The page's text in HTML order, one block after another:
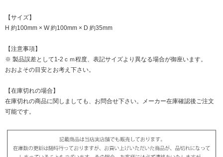
【サイズ】
H 約100mm × W 約100mm × D 約35mm
【注意事項】
※ 製品誤差として1-2ｃｍ程度、表記サイズより異なる場合が御座います。
おおよその目安とお考え下さい。
【在庫切れの場合】
在庫切れの商品に関しましても、お問合せ下さい。メーカー在庫確認後ご注文
可能です。